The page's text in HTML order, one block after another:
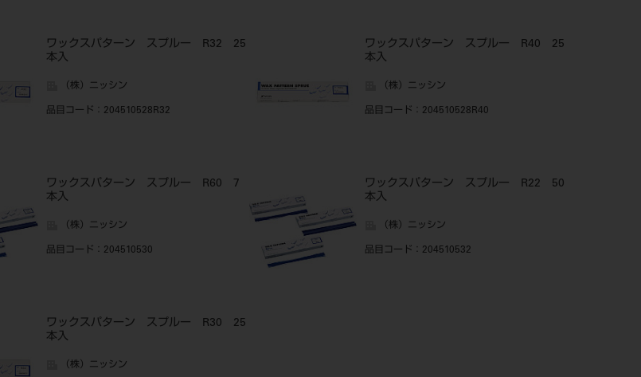
ワックスパターン スプルー R32 25
本入
（株）ニッシン
品目コード ：204510528R32
ワックスパターン スプルー R40 25
本入
（株）ニッシン
品目コード ：204510528R40
ワックスパターン スプルー R60 7
本入
（株）ニッシン
品目コード ：204510530
ワックスパターン スプルー R22 50
本入
（株）ニッシン
品目コード ：204510532
ワックスパターン スプルー R30 25
本入
（株）ニッシン